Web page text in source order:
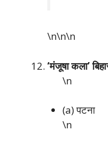
\n\n\n
‘मंजूषा कला’
\n
(a) पटना
\n